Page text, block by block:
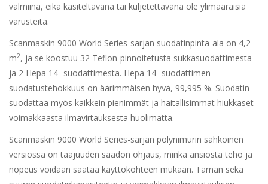
valmiina, eikä käsiteltävänä tai kuljetettavana ole ylimääräisiä
varusteita.
Scanmaskin 9000 World Series-sarjan suodatinpinta-ala on 4,2
m2, ja se koostuu 32 Teflon-pinnoitetusta sukkasuodattimesta
ja 2 Hepa 14 -suodattimesta. Hepa 14 -suodattimen
suodatustehokkuus on äärimmäisen hyvä, 99,995 %. Suodatin
suodattaa myös kaikkein pienimmät ja haitallisimmat hiukkaset
voimakkaasta ilmavirtauksesta huolimatta.
Scanmaskin 9000 World Series-sarjan pölynimurin sähköinen
versiossa on taajuuden säädön ohjaus, minkä ansiosta teho ja
nopeus voidaan säätää käyttökohteen mukaan. Tämän sekä